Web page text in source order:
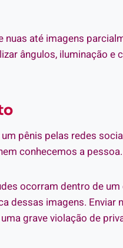
até imagens
ângulos, iluminação
pênis pelas redes
conhecemos a pessoa.
ocorram dentro de
dessas imagens.
grave violação de